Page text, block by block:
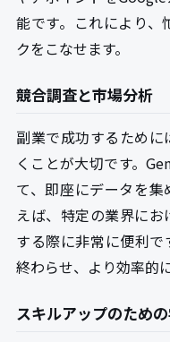
能です。これにより
クをこなせます。
競合調査と市場分析
副業で成功するため
くことが大切です。
て、即座にデータを
えば、特定の業界に
する際に非常に便利
終わらせ、より効率的
スキルアップのため